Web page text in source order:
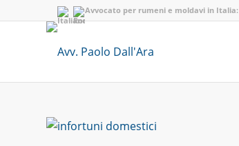
Avvocato per rumeni e moldavi in Italia: